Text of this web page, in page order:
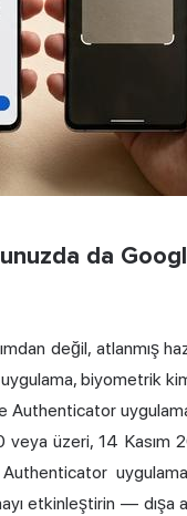
da
değil, atlanmış
biyometrik
üzeri, 14 Kasım
etkinleştirin —